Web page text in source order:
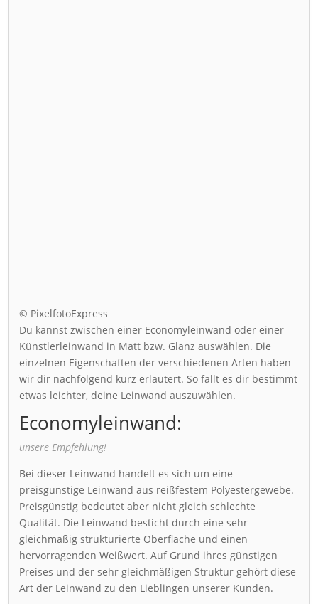
© PixelfotoExpress
Du kannst zwischen einer Economyleinwand oder einer
Künstlerleinwand in Matt bzw. Glanz auswählen. Die
einzelnen Eigenschaften der verschiedenen Arten haben
wir dir nachfolgend kurz erläutert. So fällt es dir bestimmt
etwas leichter, deine Leinwand auszuwählen.
Economyleinwand:
unsere Empfehlung!
Bei dieser Leinwand handelt es sich um eine
preisgünstige Leinwand aus reißfestem Polyestergewebe.
Preisgünstig bedeutet aber nicht gleich schlechte
Qualität. Die Leinwand besticht durch eine sehr
gleichmäßig strukturierte Oberfläche und einen
hervorragenden Weißwert. Auf Grund ihres günstigen
Preises und der sehr gleichmäßigen Struktur gehört diese
Art der Leinwand zu den Lieblingen unserer Kunden.